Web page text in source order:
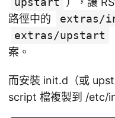
路徑中的
extras/
extras/upstart
案。
而安裝 init.d（或
script 檔複製到 /etc/